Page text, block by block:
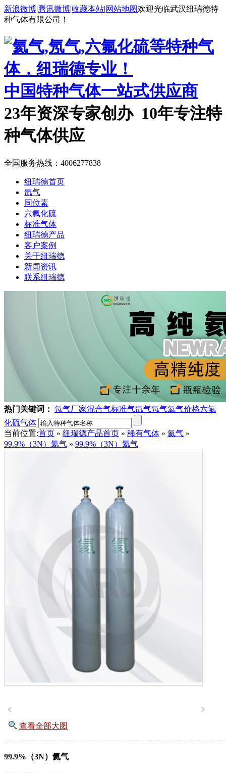
新浪微博|腾讯微博|收藏本站|网站地图欢迎光临武汉纽瑞德特
种气体有限公司！
中国特种气体一站式供应商
23年资深专家创办 10年专注特
种气体供应
全国服务热线： 4006277838
纽瑞德首页
氙气
同位素
六氟化硫
标准气体
纽瑞德产品
客户案例
关于纽瑞德
新闻资讯
联系纽瑞德
热门关键词： 氖气厂家混合气标准气氙气氖气氦气价格六氟
化硫气体
当前位置:首页 » 纽瑞德产品首页 » 稀有气体 » 氦气 »
99.9%（3N）氦气 » 99.9%（3N）氦气
查看全部大图
99.9%（3N）氦气